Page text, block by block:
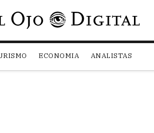
Pasar al contenido principal
ECONOMIA ANALISTAS